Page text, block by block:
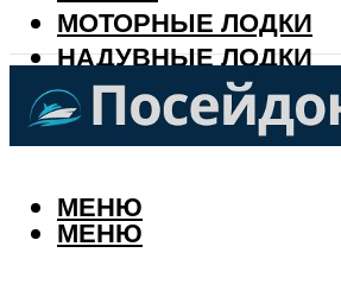
МОТОРНЫЕ ЛОДКИ
НАДУВНЫЕ ЛОДКИ
РЫБАЛКА
КАЛЕНДАРЬ РЫБАКА
МЕНЮ
МЕНЮ